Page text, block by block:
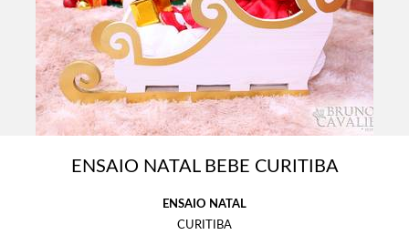
ENSAIO NATAL BEBE CURITIBA
ENSAIO NATAL
CURITIBA